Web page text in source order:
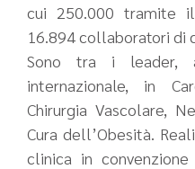
cui 250.000 tramite
16.894 collaboratori di
Sono tra i leader,
internazionale, in
Chirurgia Vascolare,
Cura dell’Obesità.
clinica in